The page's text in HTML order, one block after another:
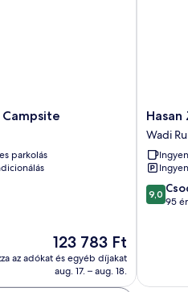
parkolás
Az
ár
123 783 Ft
123 783 Ft
az adókat és egyéb díjakat
aug. 17. – aug. 18.
Hasan
Camp
Wadi
Rum
Wadi
9.0
9,0
95